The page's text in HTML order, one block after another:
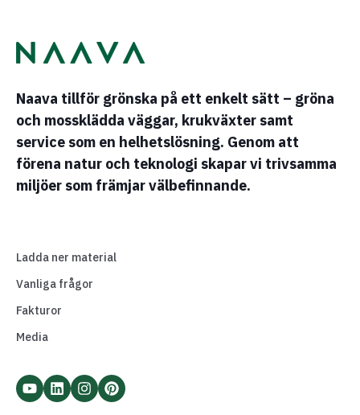
Naava tillför grönska på ett enkelt sätt – gröna
och mossklädda väggar, krukväxter samt
service som en helhetslösning. Genom att
förena natur och teknologi skapar vi trivsamma
miljöer som främjar välbefinnande.
Ladda ner material
Vanliga frågor
Fakturor
Media